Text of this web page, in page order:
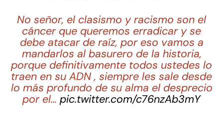
No señor, el clasismo y racismo son el
cáncer que queremos erradicar y se
debe atacar de raíz, por eso vamos a
mandarlos al basurero de la historia,
porque definitivamente todos ustedes lo
traen en su ADN , siempre les sale desde
lo más profundo de su alma el desprecio
por el… pic.twitter.com/c76nzAb3mY